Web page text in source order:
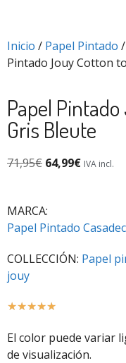
Inicio / Papel Pintado /
Pintado Jouy Cotton
Papel
Gris Bleute
71,95€ 64,99€ IVA incl.
MARCA:
Papel Pintado
COLLECCIÓN: Papel
jouy
☆☆☆☆☆
El color puede variar
de visualización.